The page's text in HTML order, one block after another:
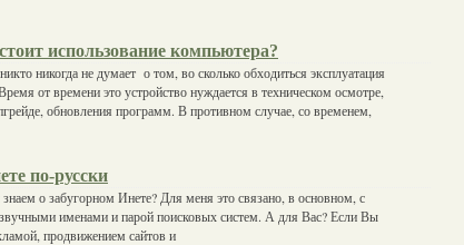
использование компьютера?
никогда не думает о том, во сколько обходиться эксплуатация
от времени это устройство нуждается в техническом осмотре,
обновления программ. В противном случае, со временем,
по-русски
о забугорном Инете? Для меня это связано, в основном, с
именами и парой поисковых систем. А для Вас? Если Вы
продвижением сайтов и